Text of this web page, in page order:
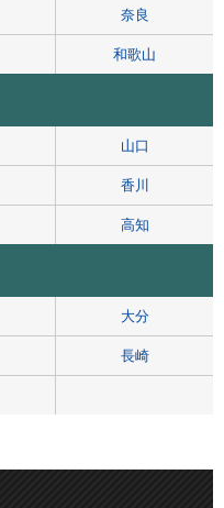
奈良
和歌山
山口
香川
高知
大分
長崎